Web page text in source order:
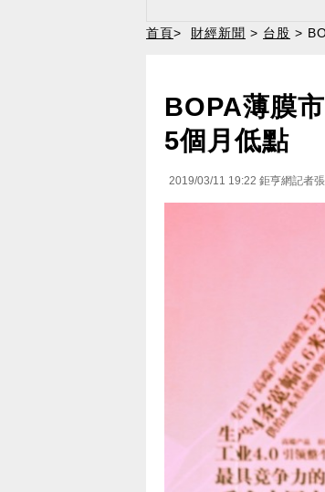
首頁> 財經新聞 > 台股 >
BOPA薄膜
5個月低點
2019/03/11 19:22 鉅亨網記者